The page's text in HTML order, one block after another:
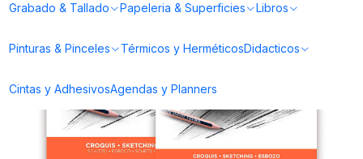
Grabado & Tallado Papeleria & Superficies Libros
Pinturas & Pinceles Térmicos y HerméticosDidacticos
Cintas y AdhesivosAgendas y Planners